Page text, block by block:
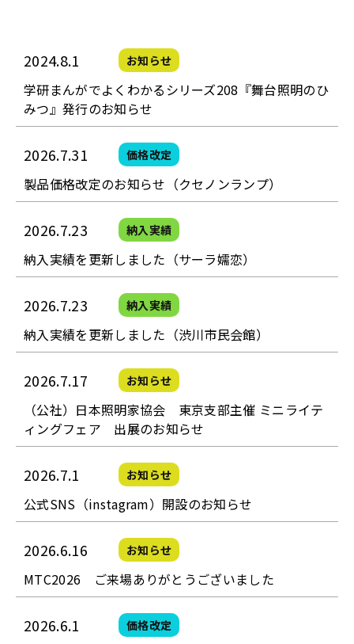
2024.8.1 お知らせ
学研まんがでよくわかるシリーズ208『舞台照明のひ
みつ』発行のお知らせ
2026.7.31 価格改定
製品価格改定のお知らせ（クセノンランプ）
2026.7.23 納入実績
納入実績を更新しました（サーラ嬬恋）
2026.7.23 納入実績
納入実績を更新しました（渋川市民会館）
2026.7.17 お知らせ
（公社）日本照明家協会 東京支部主催 ミニライテ
ィングフェア 出展のお知らせ
2026.7.1 お知らせ
公式SNS（instagram）開設のお知らせ
2026.6.16 お知らせ
MTC2026 ご来場ありがとうございました
2026.6.1 価格改定